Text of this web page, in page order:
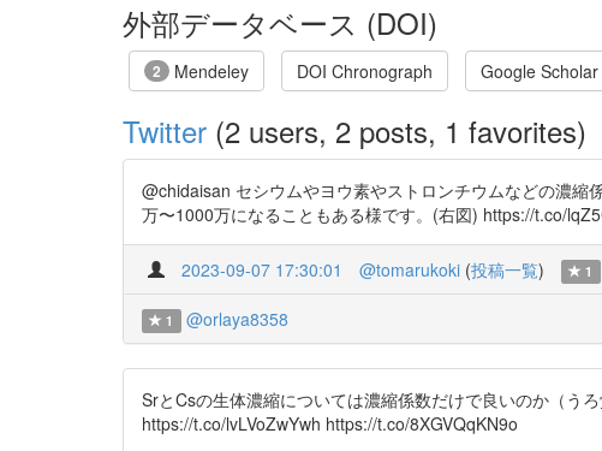
外部データベース (DOI)
2 Mendeley DOI Chronograph Google Scholar
Twitter (2 users, 2 posts, 1 favorites)
@chidaisan セシウムやヨウ素やストロンチウムなどの濃
万〜1000万になることもある様です。(右図) https://t.co/
2023-09-07 17:30:01 @tomarukoki (投稿一覧) 1
1 @orlaya8358
SrとCsの生体濃縮については濃縮係数だけで良いのか（
https://t.co/lvLVoZwYwh https://t.co/8XGVQqKN9o